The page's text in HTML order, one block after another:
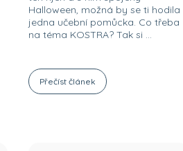
Halloween, možná by se ti hodila
jedna učební pomůcka. Co třeba
na téma KOSTRA? Tak si ...
Přečíst článek